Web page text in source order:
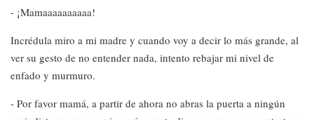
- ¡Mamaaaaaaaaaa!
Incrédula miro a mi madre y cuando voy a decir lo más grande, al
ver su gesto de no entender nada, intento rebajar mi nivel de
enfado y murmuro.
- Por favor mamá, a partir de ahora no abras la puerta a ningún